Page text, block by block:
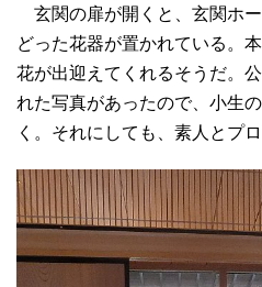
玄関の扉が開くと、玄関ホ
どった花器が置かれている。
花が出迎えてくれるそうだ。
れた写真があったので、小生
く。それにしても、素人とプ